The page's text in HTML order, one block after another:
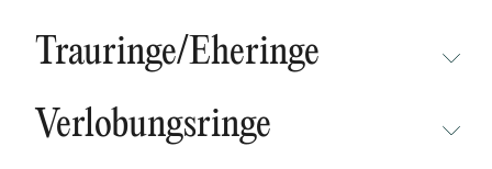
Trauringe/Eheringe
NEUHEITEN
Verlobungsringe